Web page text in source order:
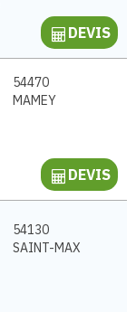
DEVIS
54470
MAMEY
DEVIS
54130
SAINT-MAX